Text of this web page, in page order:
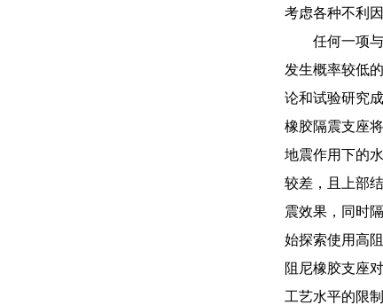
考虑各种不利
任何一项
发生概率较低
论和试验研究
橡胶隔震支座
地震作用下的
较差，且上部
震效果，同时
始探索使用高
阻尼橡胶支座
工艺水平的限